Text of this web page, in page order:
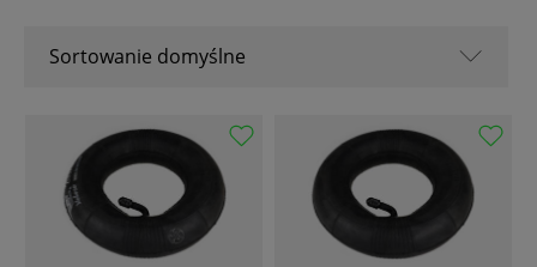
Sortowanie domyślne
Nazwa A-Z
Nazwa Z-A
Od popularnych
Od najnowszych